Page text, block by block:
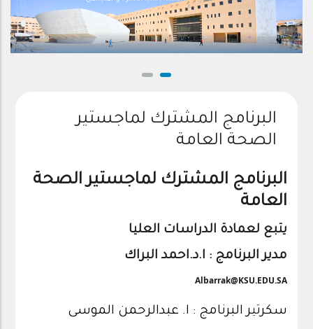
البرنامج المشترك لماجستير
الصحة العامة
البرنامج المشترك لماجستير الصحة
العامة
يتبع لعمادة الدراسات العليا
مدير البرنامج : ا.د.احمد البراك
Albarrak@KSU.EDU.SA
سكرتير البرنامج : ا. عبدالرحمن الموسى